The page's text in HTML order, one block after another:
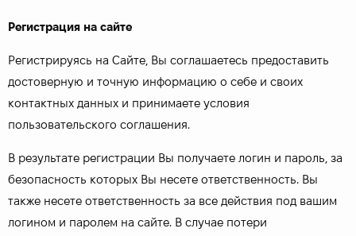
Регистрация на сайте
Регистрируясь на Сайте, Вы соглашаетесь предоставить
достоверную и точную информацию о себе и своих
контактных данных и принимаете условия
пользовательского соглашения.
В результате регистрации Вы получаете логин и пароль, за
безопасность которых Вы несете ответственность. Вы
также несете ответственность за все действия под вашим
логином и паролем на сайте. В случае потери